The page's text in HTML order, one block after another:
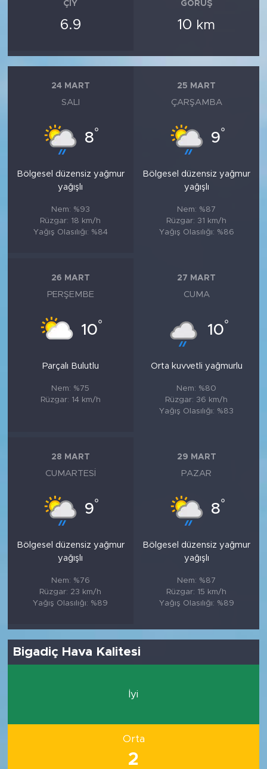
ÇIY
6.9
GÖRÜŞ
10 km
24 MART
SALI
8°
Bölgesel düzensiz yağmur
yağışlı
Nem: %93
Rüzgar: 18 km/h
Yağış Olasılığı: %84
25 MART
ÇARŞAMBA
9°
Bölgesel düzensiz yağmur
yağışlı
Nem: %87
Rüzgar: 31 km/h
Yağış Olasılığı: %86
26 MART
PERŞEMBE
10°
Parçalı Bulutlu
Nem: %75
Rüzgar: 14 km/h
27 MART
CUMA
10°
Orta kuvvetli yağmurlu
Nem: %80
Rüzgar: 36 km/h
Yağış Olasılığı: %83
28 MART
CUMARTESI
9°
Bölgesel düzensiz yağmur
yağışlı
Nem: %76
Rüzgar: 23 km/h
Yağış Olasılığı: %89
29 MART
PAZAR
8°
Bölgesel düzensiz yağmur
yağışlı
Nem: %87
Rüzgar: 15 km/h
Yağış Olasılığı: %89
Bigadiç Hava Kalitesi
İyi
Orta
2